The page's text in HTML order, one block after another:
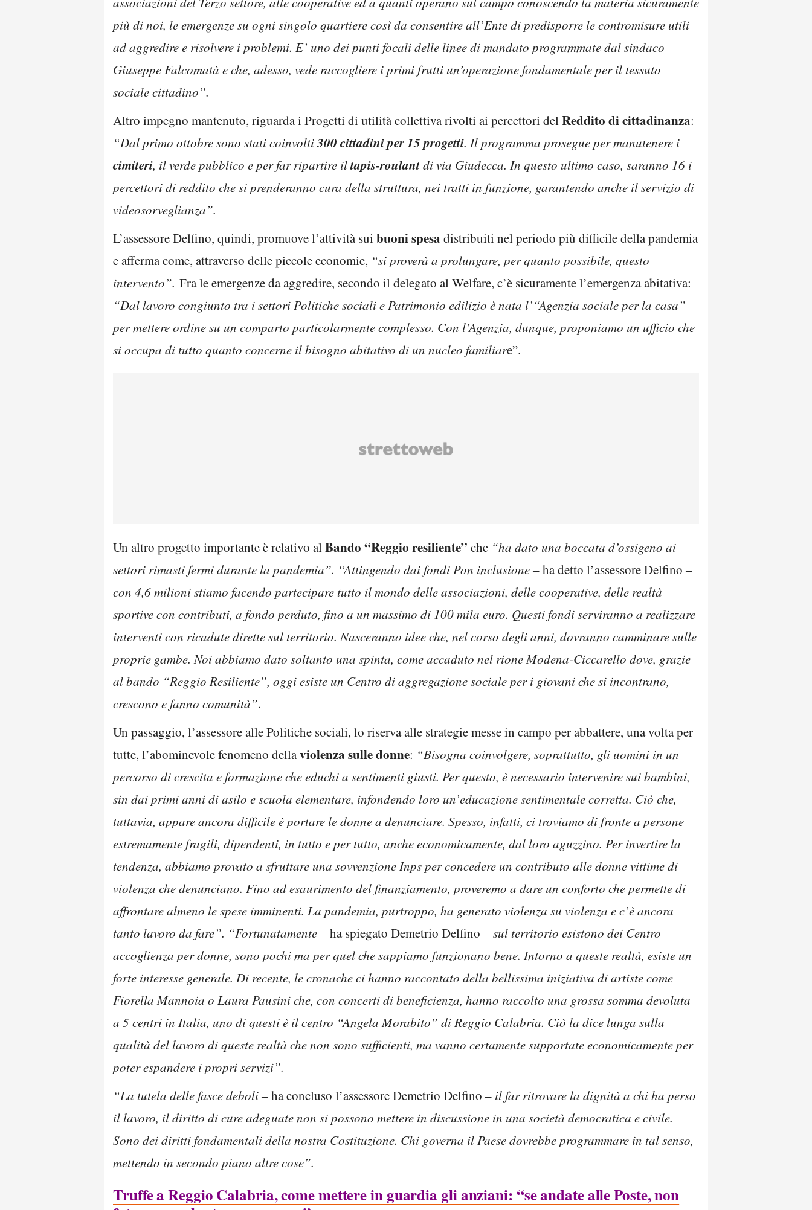
più di noi, le emergenze su ogni singolo quartiere così da consentire all’Ente di predisporre le contromisure utili
ad aggredire e risolvere i problemi. E’ uno dei punti focali delle linee di mandato programmate dal sindaco
Giuseppe Falcomatà e che, adesso, vede raccogliere i primi frutti un’operazione fondamentale per il tessuto
sociale cittadino”.
Altro impegno mantenuto, riguarda i Progetti di utilità collettiva rivolti ai percettori delReddito di cittadinanza:
“Dal primo ottobre sono stati coinvolti300 cittadini per 15 progetti. Il programma prosegue per manutenere i
cimiteri, il verde pubblico e per far ripartire iltapis-roulantdi via Giudecca. In questo ultimo caso, saranno 16 i
percettori di reddito che si prenderanno cura della struttura, nei tratti in funzione, garantendo anche il servizio di
videosorveglianza”.
L’assessore Delfino, quindi, promuove l’attività sui buoni spesa distribuiti nel periodo più difficile della pandemia
e afferma come, attraverso delle piccole economie, “si proverà a prolungare, per quanto possibile, questo
intervento”. Fra le emergenze da aggredire, secondo il delegato al Welfare, c’è sicuramente l’emergenza abitativa:
“Dal lavoro congiunto tra i settori Politiche sociali e Patrimonio edilizio è nata l’“Agenzia sociale per la casa”
per mettere ordine su un comparto particolarmente complesso. Con l’Agenzia, dunque, proponiamo un ufficio che
si occupa di tutto quanto concerne il bisogno abitativo di un nucleo familiare”.
Un altro progetto importante è relativo alBando “Reggio resiliente” che “ha dato una boccata d’ossigeno ai
settori rimasti fermi durante la pandemia”. “Attingendo dai fondi Pon inclusione –ha detto l’assessore Delfino –
con 4,6 milioni stiamo facendo partecipare tutto il mondo delle associazioni, delle cooperative, delle realtà
sportive con contributi, a fondo perduto, fino a un massimo di 100 mila euro. Questi fondi serviranno a realizzare
interventi con ricadute dirette sul territorio. Nasceranno idee che, nel corso degli anni, dovranno camminare sulle
proprie gambe. Noi abbiamo dato soltanto una spinta, come accaduto nel rione Modena-Ciccarello dove, grazie
al bando “Reggio Resiliente”, oggi esiste un Centro di aggregazione sociale per i giovani che si incontrano,
crescono e fanno comunità”.
Un passaggio, l’assessore alle Politiche sociali, lo riserva alle strategie messe in campo per abbattere, una volta per
tutte, l’abominevole fenomeno dellaviolenza sulle donne: “Bisogna coinvolgere, soprattutto, gli uomini in un
percorso di crescita e formazione che educhi a sentimenti giusti. Per questo, è necessario intervenire sui bambini,
sin dai primi anni di asilo e scuola elementare, infondendo loro un’educazione sentimentale corretta. Ciò che,
tuttavia, appare ancora difficile è portare le donne a denunciare. Spesso, infatti, ci troviamo di fronte a persone
estremamente fragili, dipendenti, in tutto e per tutto, anche economicamente, dal loro aguzzino. Per invertire la
tendenza, abbiamo provato a sfruttare una sovvenzione Inps per concedere un contributo alle donne vittime di
violenza che denunciano. Fino ad esaurimento del finanziamento, proveremo a dare un conforto che permette di
affrontare almeno le spese imminenti. La pandemia, purtroppo, ha generato violenza su violenza e c’è ancora
tanto lavoro da fare”. “Fortunatamente –ha spiegato Demetrio Delfino – sul territorio esistono dei Centro
accoglienza per donne, sono pochi ma per quel che sappiamo funzionano bene. Intorno a queste realtà, esiste un
forte interesse generale. Di recente, le cronache ci hanno raccontato della bellissima iniziativa di artiste come
Fiorella Mannoia o Laura Pausini che, con concerti di beneficienza, hanno raccolto una grossa somma devoluta
a 5 centri in Italia, uno di questi è il centro “Angela Morabito” di Reggio Calabria. Ciò la dice lunga sulla
qualità del lavoro di queste realtà che non sono sufficienti, ma vanno certamente supportate economicamente per
poter espandere i propri servizi”.
“La tutela delle fasce deboli –ha concluso l’assessore Demetrio Delfino – il far ritrovare la dignità a chi ha perso
il lavoro, il diritto di cure adeguate non si possono mettere in discussione in una società democratica e civile.
Sono dei diritti fondamentali della nostra Costituzione. Chi governa il Paese dovrebbe programmare in tal senso,
mettendo in secondo piano altre cose”.
Truffe a Reggio Calabria, come mettere in guardia gli anziani: “se andate alle Poste, non